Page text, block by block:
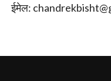
ईमेल: